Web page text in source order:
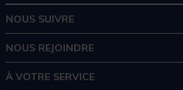
NOUS SUIVRE
NOUS REJOINDRE
À VOTRE SERVICE